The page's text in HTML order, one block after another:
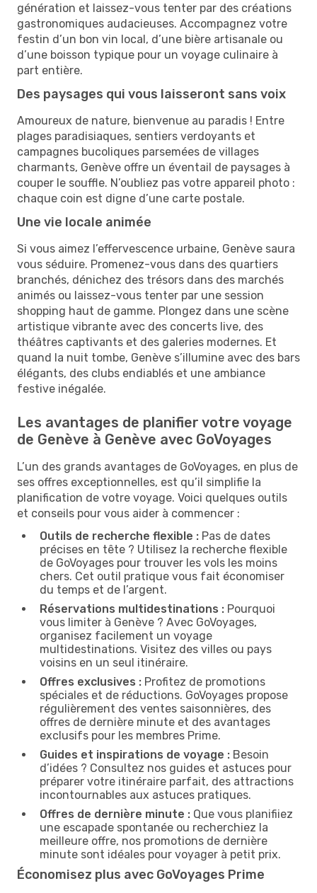
génération et laissez-vous tenter par des créations
gastronomiques audacieuses. Accompagnez votre
festin d’un bon vin local, d’une bière artisanale ou
d’une boisson typique pour un voyage culinaire à
part entière.
Des paysages qui vous laisseront sans voix
Amoureux de nature, bienvenue au paradis ! Entre
plages paradisiaques, sentiers verdoyants et
campagnes bucoliques parsemées de villages
charmants, Genève offre un éventail de paysages à
couper le souffle. N’oubliez pas votre appareil photo :
chaque coin est digne d’une carte postale.
Une vie locale animée
Si vous aimez l’effervescence urbaine, Genève saura
vous séduire. Promenez-vous dans des quartiers
branchés, dénichez des trésors dans des marchés
animés ou laissez-vous tenter par une session
shopping haut de gamme. Plongez dans une scène
artistique vibrante avec des concerts live, des
théâtres captivants et des galeries modernes. Et
quand la nuit tombe, Genève s’illumine avec des bars
élégants, des clubs endiablés et une ambiance
festive inégalée.
Les avantages de planifier votre voyage
de Genève à Genève avec GoVoyages
L’un des grands avantages de GoVoyages, en plus de
ses offres exceptionnelles, est qu’il simplifie la
planification de votre voyage. Voici quelques outils
et conseils pour vous aider à commencer :
Outils de recherche flexible : Pas de dates
précises en tête ? Utilisez la recherche flexible
de GoVoyages pour trouver les vols les moins
chers. Cet outil pratique vous fait économiser
du temps et de l’argent.
Réservations multidestinations : Pourquoi
vous limiter à Genève ? Avec GoVoyages,
organisez facilement un voyage
multidestinations. Visitez des villes ou pays
voisins en un seul itinéraire.
Offres exclusives : Profitez de promotions
spéciales et de réductions. GoVoyages propose
régulièrement des ventes saisonnières, des
offres de dernière minute et des avantages
exclusifs pour les membres Prime.
Guides et inspirations de voyage : Besoin
d’idées ? Consultez nos guides et astuces pour
préparer votre itinéraire parfait, des attractions
incontournables aux astuces pratiques.
Offres de dernière minute : Que vous planifiiez
une escapade spontanée ou recherchiez la
meilleure offre, nos promotions de dernière
minute sont idéales pour voyager à petit prix.
Économisez plus avec GoVoyages Prime